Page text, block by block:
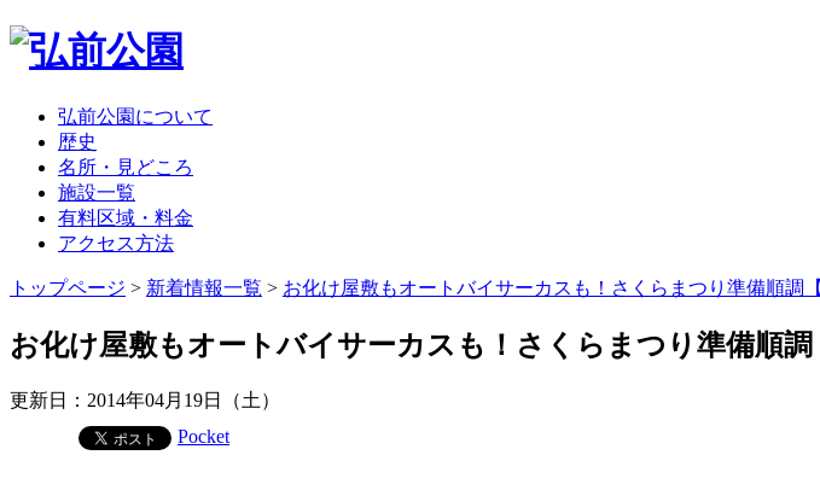
弘前公園について
歴史
名所・見どころ
施設一覧
有料区域・料金
アクセス方法
トップページ > 新着情報一覧 > お化け屋敷もオートバイサーカスも！さくらまつり準備順調
お化け屋敷もオートバイサーカスも！さくらまつり準備順調
更新日：2014年04月19日（土）
Pocket